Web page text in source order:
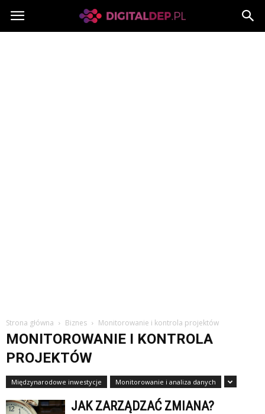
Digitaldep.pl
Strona główna Biznes Monitorowanie i kontrola projektów
MONITOROWANIE I KONTROLA
PROJEKTÓW
Międzynarodowe inwestycje Monitorowanie i analiza danych
JAK ZARZĄDZAĆ ZMIANA?